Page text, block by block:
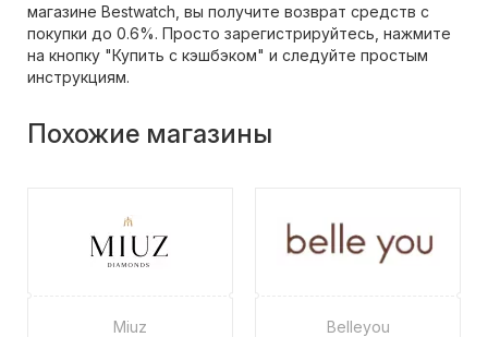
магазине Bestwatch, вы получите возврат средств с
покупки до 0.6%. Просто зарегистрируйтесь, нажмите
на кнопку "Купить с кэшбэком" и следуйте простым
инструкциям.
Похожие магазины
Miuz Belleyou